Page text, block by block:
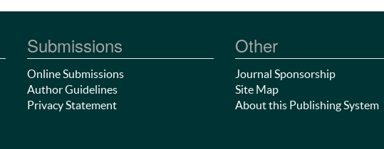
Submissions
Online Submissions
Author Guidelines
Privacy Statement
Other
Journal Sponsorship
Site Map
About this Publishing System